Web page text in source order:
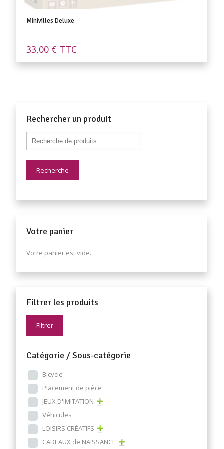
Minivilles Deluxe
33,00 € TTC
Rechercher un produit
Recherche
Votre panier
Votre panier est vide.
Filtrer les produits
Filtrer
Catégorie / Sous-catégorie
Bicycle
Placement de pièce
JEUX D'IMITATION
Véhicules
LOISIRS CRÉATIFS
CADEAUX de NAISSANCE